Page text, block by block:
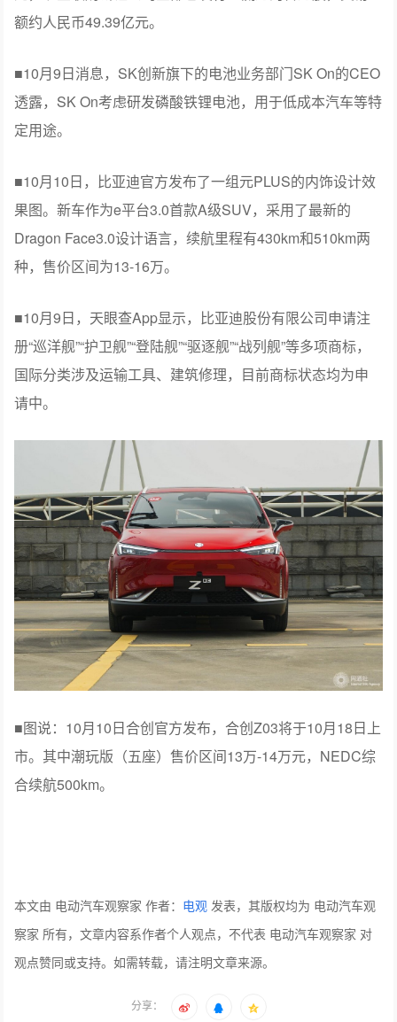
额约人民币49.39亿元。
■10月9日消息，SK创新旗下的电池业务部门SK On的CEO
透露，SK On考虑研发磷酸铁锂电池，用于低成本汽车等特
定用途。
■10月10日，比亚迪官方发布了一组元PLUS的内饰设计效
果图。新车作为e平台3.0首款A级SUV，采用了最新的
Dragon Face3.0设计语言，续航里程有430km和510km两
种，售价区间为13-16万。
■10月9日，天眼查App显示，比亚迪股份有限公司申请注
册“巡洋舰”“护卫舰”“登陆舰”“驱逐舰”“战列舰”等多项商标，
国际分类涉及运输工具、建筑修理，目前商标状态均为申
请中。
■图说：10月10日合创官方发布，合创Z03将于10月18日上
市。其中潮玩版（五座）售价区间13万-14万元，NEDC综
合续航500km。
本文由 电动汽车观察家 作者： 电观 发表，其版权均为 电动汽车观
察家 所有，文章内容系作者个人观点，不代表 电动汽车观察家 对
观点赞同或支持。如需转载，请注明文章来源。
分享：